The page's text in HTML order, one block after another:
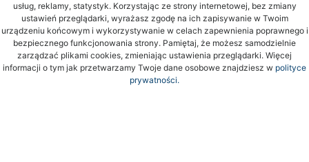
usług, reklamy, statystyk. Korzystając ze strony internetowej, bez zmiany
ustawień przeglądarki, wyrażasz zgodę na ich zapisywanie w Twoim
urządzeniu końcowym i wykorzystywanie w celach zapewnienia poprawnego i
bezpiecznego funkcjonowania strony. Pamiętaj, że możesz samodzielnie
zarządzać plikami cookies, zmieniając ustawienia przeglądarki. Więcej
informacji o tym jak przetwarzamy Twoje dane osobowe znajdziesz w polityce
prywatności.